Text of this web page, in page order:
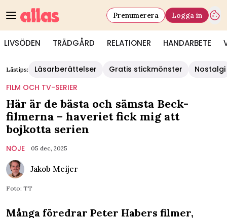
LIVSÖDEN TRÄDGÅRD RELATIONER HANDARBETE
Prenumerera Logga in
Lästips: Läsarberättelser Gratis stickmönster
Nostalgi
FILM OCH TV-SERIER
Här är de bästa och sämsta Beck-
filmerna – haveriet fick mig att
bojkotta serien
NÖJE 05 dec, 2025
Jakob Meijer
Foto: TT
Många föredrar Peter Habers filmer,